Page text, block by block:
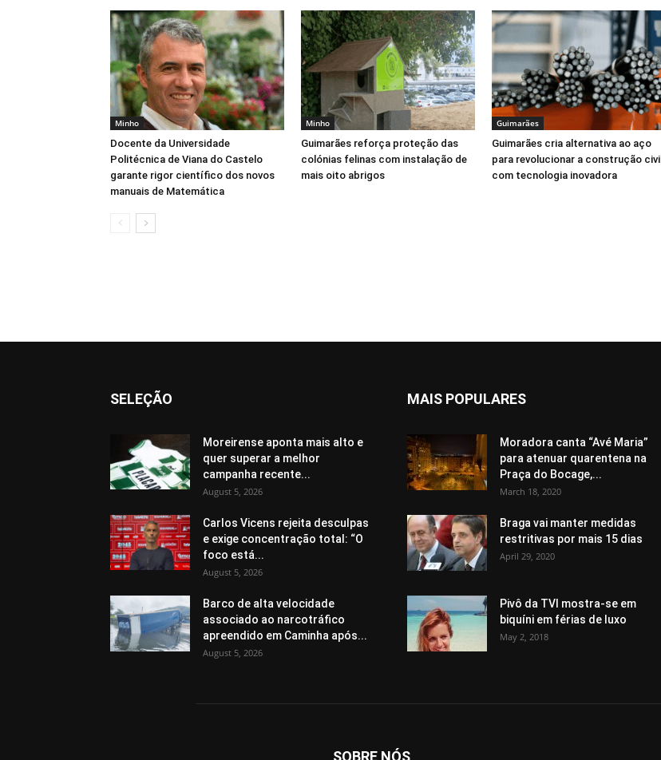
Minho
Docente da Universidade
Politécnica de Viana do Castelo
garante rigor científico dos novos
manuais de Matemática
Minho
Guimarães reforça proteção das
colónias felinas com instalação de
mais oito abrigos
Guimarães
Guimarães cria alternativa ao aço
para revolucionar a construção civil
com tecnologia inovadora
SELEÇÃO
Moreirense aponta mais alto e
quer superar a melhor
campanha recente...
August 5, 2026
Carlos Vicens rejeita desculpas
e exige concentração total: “O
foco está...
August 5, 2026
Barco de alta velocidade
associado ao narcotráfico
apreendido em Caminha após...
August 5, 2026
MAIS POPULARES
Moradora canta “Avé Maria”
para atenuar quarentena na
Praça do Bocage,...
March 18, 2020
Braga vai manter medidas
restritivas por mais 15 dias
April 29, 2020
Pivô da TVI mostra-se em
biquíni em férias de luxo
May 2, 2018
SOBRE NÓS